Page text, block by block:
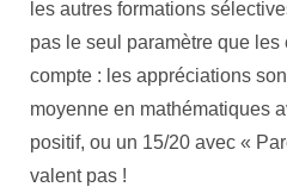
les autres formations
pas le seul paramètre que les
compte : les appréciations
moyenne en mathématiques
positif, ou un 15/20 avec «
valent pas !